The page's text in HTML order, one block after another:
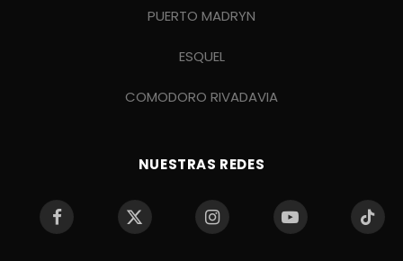
PUERTO MADRYN
ESQUEL
COMODORO RIVADAVIA
NUESTRAS REDES
Facebook
X
Instagram YouTube